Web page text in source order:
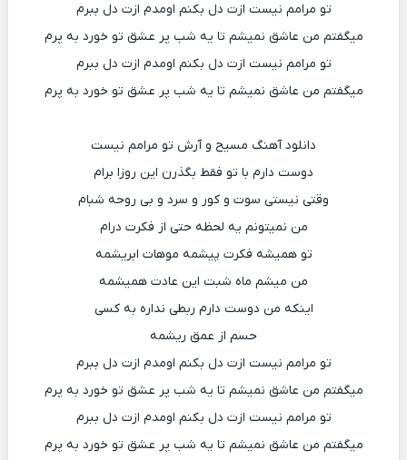
تو مرامم نیست ازت دل بکنم اومدم ازت دل ببرم
میگفتم من عاشق نمیشم تا یه شب پر عشق تو خورد به پرم
تو مرامم نیست ازت دل بکنم اومدم ازت دل ببرم
میگفتم من عاشق نمیشم تا یه شب پر عشق تو خورد به پرم
دانلود آهنگ مسیح و آرش تو مرامم نیست
دوست دارم با تو فقط بگذرن این روزا برام
وقتی نیستی سوت و کور و سرد و بی روحه شبام
من نمیتونم یه لحظه حتی از فکرت درام
تو همیشه فکرت پیشمه موهات ابریشمه
من میشم ماه شبت این عادت همیشمه
اینکه من دوست دارم ربطی نداره به کسی
حسم از عمق ریشمه
تو مرامم نیست ازت دل بکنم اومدم ازت دل ببرم
میگفتم من عاشق نمیشم تا یه شب پر عشق تو خورد به پرم
تو مرامم نیست ازت دل بکنم اومدم ازت دل ببرم
میگفتم من عاشق نمیشم تا یه شب پر عشق تو خورد به پرم